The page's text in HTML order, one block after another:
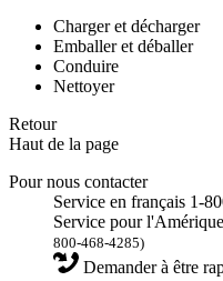
Charger et décharger
Emballer et déballer
Conduire
Nettoyer
Retour
Haut de la page
Pour nous contacter
Service en français 1-
Service pour
800-468-4285)
Demander à être